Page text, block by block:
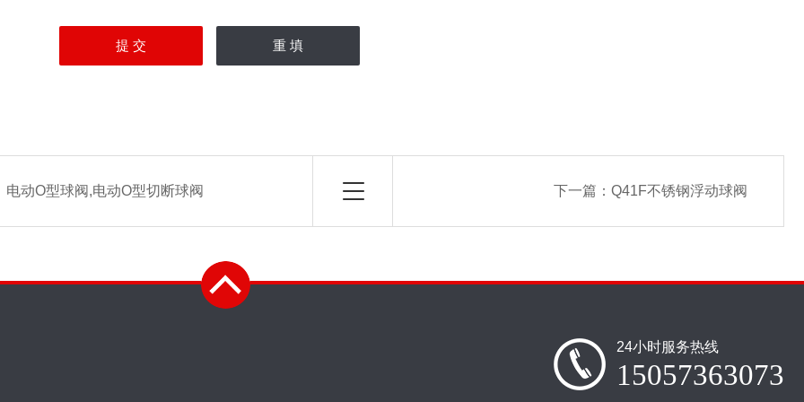
电动O型球阀,电动O型切断球阀 下一篇： Q41F不锈钢浮动球阀
24小时服务热线
15057363073